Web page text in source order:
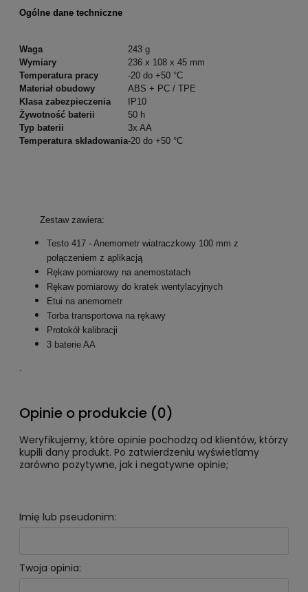
Ogólne dane techniczne
Waga
243 g
Wymiary
236 x 108 x 45 mm
Temperatura pracy
-20 do +50 °C
Materiał obudowy
ABS + PC / TPE
Klasa zabezpieczenia
IP10
Żywotność baterii
50 h
Typ baterii
3x AA
Temperatura składowania-20 do +50 °C
Zestaw zawiera:
Testo 417 - Anemometr wiatraczkowy 100 mm z
połączeniem z aplikacją
Rękaw pomiarowy na anemostatach
Rękaw pomiarowy do kratek wentylacyjnych
Etui na anemometr
Torba transportowa na rękawy
Protokół kalibracji
3 baterie AA
.
Opinie o produkcie (0)
Weryfikujemy, które opinie pochodzą od klientów, którzy
kupili dany produkt. Po zatwierdzeniu wyświetlamy
zarówno pozytywne, jak i negatywne opinie;
Imię lub pseudonim:
Twoja opinia: